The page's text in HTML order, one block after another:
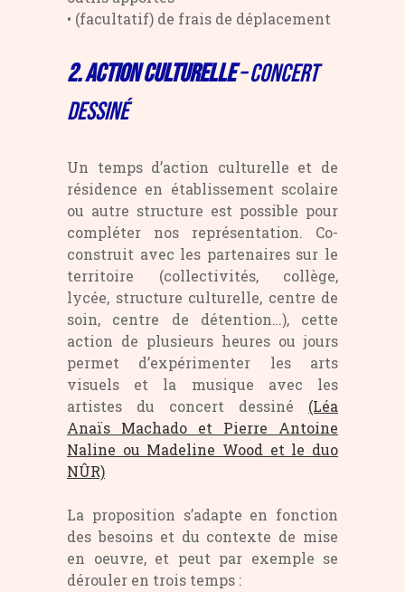
• (facultatif) de frais de déplacement
2. ACTIONCULTURELLE– Concert
dessiné
Un temps d’action culturelle et de
résidence en établissement scolaire
ou autre structure est possible pour
compléter nos représentation. Co-
construit avec les partenaires sur le
territoire (collectivités, collège,
lycée, structure culturelle, centre de
soin, centre de détention…), cette
action de plusieurs heures ou jours
permet d’expérimenter les arts
visuels et la musique avec les
artistes du concert dessiné (Léa
Anaïs Machado et Pierre Antoine
Naline ou Madeline Wood et le duo
NÛR)
La proposition s’adapte en fonction
des besoins et du contexte de mise
en oeuvre, et peut par exemple se
dérouler en trois temps :